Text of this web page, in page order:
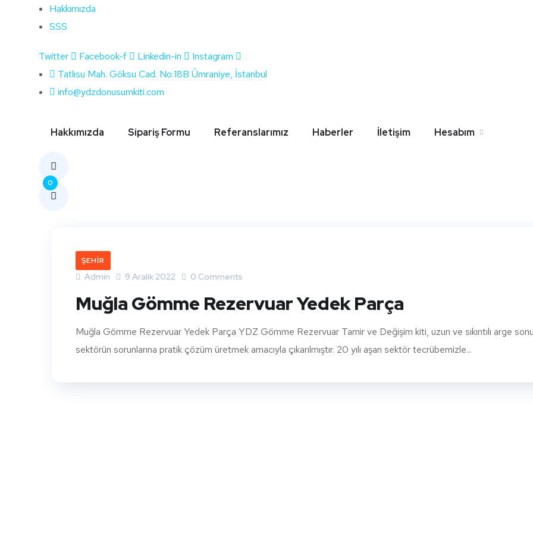
Hakkımızda
SSS
Twitter Facebook-f Linkedin-in
Instagram
Tatlısu Mah. Göksu Cad. No:18B Ümraniye, İstanbul
info@ydzdonusumkiti.com
Hakkımızda Sipariş Formu Referanslarımız Haberler İletişim Hesabım
0
Etiket:Muğla Jado Gömme
ŞEHIR
Admin 9 Aralık 2022 0 Comments
Muğla Gömme Rezervuar Yedek Parça
Muğla Gömme Rezervuar Yedek Parça YDZ Gömme Rezervuar Tamir ve Değişim kiti, uzun ve sıkıntılı arge
sektörün sorunlarına pratik çözüm üretmek amacıyla çıkarılmıştır. 20 yılı aşan sektör tecrübemizle...